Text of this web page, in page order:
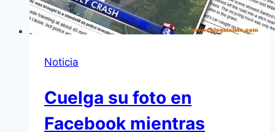
Noticia
Cuelga su foto en
Facebook mientras